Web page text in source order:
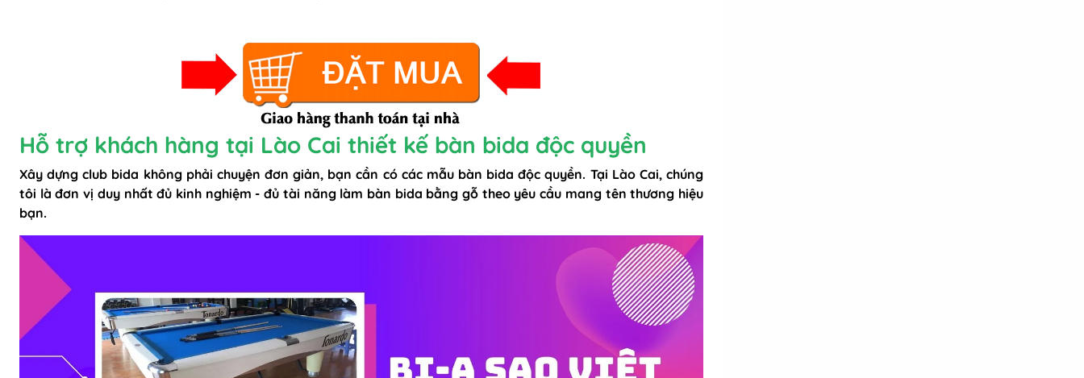
Hỗ trợ khách hàng tại Lào Cai thiết kế bàn bida độc quyền
Xây dựng club bida không phải chuyện đơn giản, bạn cần có các mẫu bàn bida độc quyền. Tại Lào Cai, chúng
tôi là đơn vị duy nhất đủ kinh nghiệm - đủ tài năng làm bàn bida bằng gỗ theo yêu cầu mang tên thương hiệu
bạn.